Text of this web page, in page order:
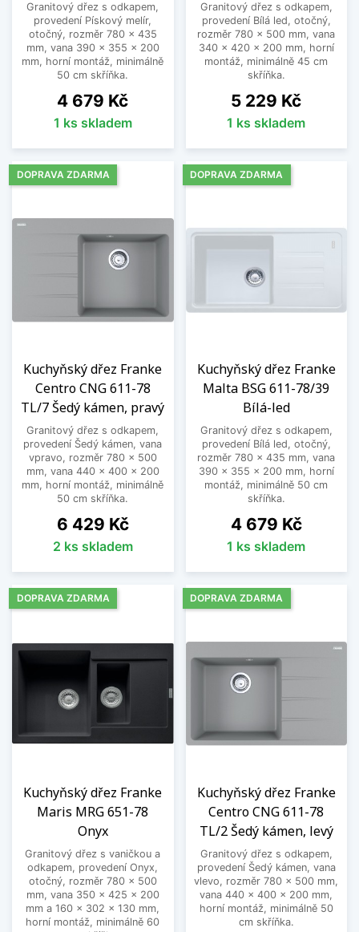
Granitový dřez s odkapem,
provedení Pískový melír,
otočný, rozměr 780 x 435
mm, vana 390 x 355 x 200
mm, horní montáž, minimálně
50 cm skříňka.
Cena
4 679 Kč
1 ks skladem
Granitový dřez s odkapem,
provedení Bílá led, otočný,
rozměr 780 x 500 mm, vana
340 x 420 x 200 mm, horní
montáž, minimálně 45 cm
skříňka.
Cena
5 229 Kč
1 ks skladem
Kuchyňský dřez Franke
Centro CNG 611-78
TL/7 Šedý kámen, pravý
Granitový dřez s odkapem,
provedení Šedý kámen, vana
vpravo, rozměr 780 x 500
mm, vana 440 x 400 x 200
mm, horní montáž, minimálně
50 cm skříňka.
Cena
6 429 Kč
2 ks skladem
DOPRAVA ZDARMA
Kuchyňský dřez Franke
Malta BSG 611-78/39
Bílá-led
Granitový dřez s odkapem,
provedení Bílá led, otočný,
rozměr 780 x 435 mm, vana
390 x 355 x 200 mm, horní
montáž, minimálně 50 cm
skříňka.
Cena
4 679 Kč
1 ks skladem
DOPRAVA ZDARMA
Kuchyňský dřez Franke
Maris MRG 651-78
Onyx
Granitový dřez s vaničkou a
odkapem, provedení Onyx,
otočný, rozměr 780 x 500
mm, vana 350 x 425 x 200
mm a 160 x 302 x 130 mm,
horní montáž, minimálně 60
DOPRAVA ZDARMA
Kuchyňský dřez Franke
Centro CNG 611-78
TL/2 Šedý kámen, levý
Granitový dřez s odkapem,
provedení Šedý kámen, vana
vlevo, rozměr 780 x 500 mm,
vana 440 x 400 x 200 mm,
horní montáž, minimálně 50
cm skříňka.
DOPRAVA ZDARMA